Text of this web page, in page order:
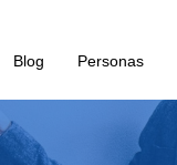
Blog Personas